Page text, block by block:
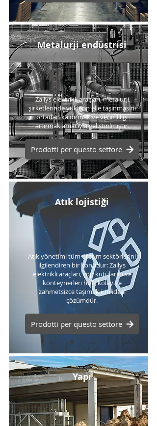
Metalurji endüstrisi
Zallys elektrikli araçları, metalurji
şirketlerinde yüklerin elle taşınmasını
ortadan kaldırmak ve verimliliği
artırmak amacıyla geliştirilmiştir.
Prodotti per questo settore
Atık lojistiği
Atık yönetimi tüm üretim sektörlerini
ilgilendiren bir konudur: Zallys
elektrikli araçları, çöp kutularını ve
konteynerleri hızlı, kolay ve
zahmetsizce taşımak için ideal
çözümdür.
Prodotti per questo settore
Yapı